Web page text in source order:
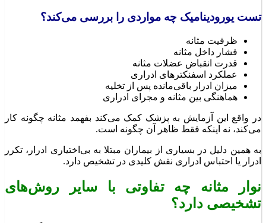
تست یورودینامیک چه مواردی را بررسی می‌کند؟
ظرفیت مثانه
فشار داخل مثانه
قدرت انقباض عضلات مثانه
عملکرد اسفنکترهای ادراری
میزان ادرار باقی‌مانده پس از تخلیه
هماهنگی بین مثانه و مجرای ادراری
در واقع این آزمایش به پزشک کمک می‌کند بفهمد مثانه چگونه کار
می‌کند، نه اینکه فقط ظاهر آن چگونه است.
به همین دلیل در بسیاری از بیماران مبتلا به بی‌اختیاری ادرار، تکرر
ادرار یا احتباس ادراری نقش کلیدی در تشخیص دارد.
نوار مثانه چه تفاوتی با سایر روش‌های
تشخیصی دارد؟